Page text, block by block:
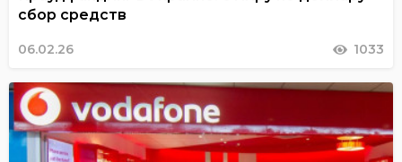
сбор средств
06.02.26 1033